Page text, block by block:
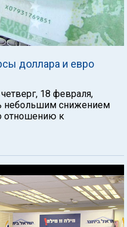
доллара и евро
18 февраля,
небольшим снижением
отношению к